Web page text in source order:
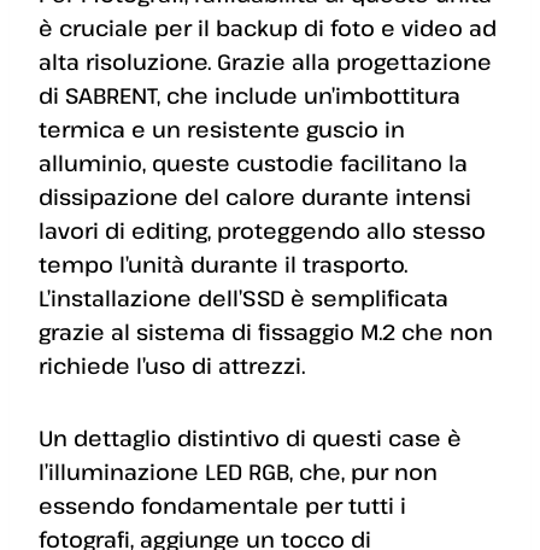
è cruciale per il backup di foto e video ad
alta risoluzione. Grazie alla progettazione
di SABRENT, che include un’imbottitura
termica e un resistente guscio in
alluminio, queste custodie facilitano la
dissipazione del calore durante intensi
lavori di editing, proteggendo allo stesso
tempo l’unità durante il trasporto.
L’installazione dell’SSD è semplificata
grazie al sistema di fissaggio M.2 che non
richiede l’uso di attrezzi.
Un dettaglio distintivo di questi case è
l’illuminazione LED RGB, che, pur non
essendo fondamentale per tutti i
fotografi, aggiunge un tocco di